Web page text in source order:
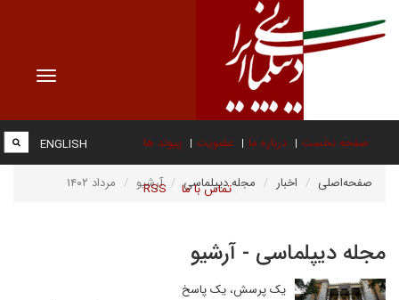
Toggle
صفحه نخست درباره ما عضویت پیوند ها
تماس با ما RSS
ENGLISH
صفحه‌اصلی اخبار مجله دیپلماسی آرشیو مرداد ۱۴۰۲
مجله دیپلماسی - آرشیو
یک پرسش، یک پاسخ